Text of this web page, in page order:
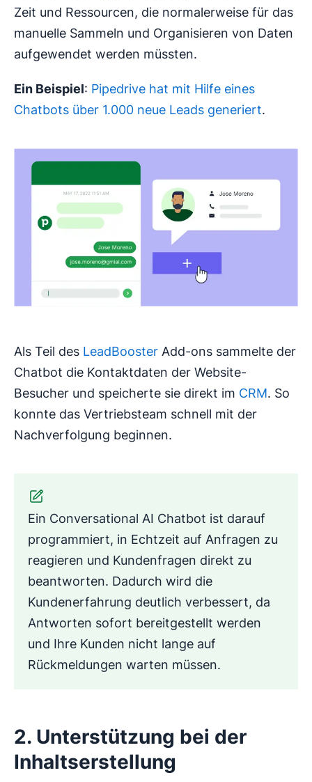
Zeit und Ressourcen, die normalerweise für das
manuelle Sammeln und Organisieren von Daten
aufgewendet werden müssten.
Ein Beispiel: Pipedrive hat mit Hilfe eines
Chatbots über 1.000 neue Leads generiert.
Als Teil des LeadBooster Add-ons sammelte der
Chatbot die Kontaktdaten der Website-
Besucher und speicherte sie direkt im CRM. So
konnte das Vertriebsteam schnell mit der
Nachverfolgung beginnen.
Ein Conversational AI Chatbot ist darauf
programmiert, in Echtzeit auf Anfragen zu
reagieren und Kundenfragen direkt zu
beantworten. Dadurch wird die
Kundenerfahrung deutlich verbessert, da
Antworten sofort bereitgestellt werden
und Ihre Kunden nicht lange auf
Rückmeldungen warten müssen.
2. Unterstützung bei der
Inhaltserstellung